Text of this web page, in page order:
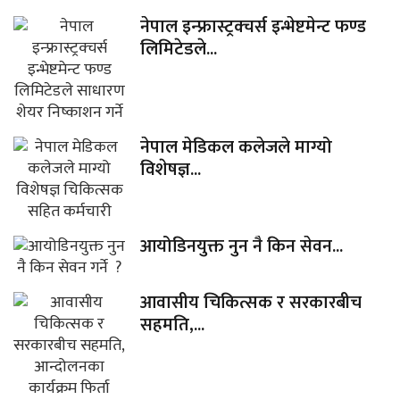
नेपाल इन्फ्रास्ट्रक्चर्स इन्भेष्टमेन्ट फण्ड
लिमिटेडले...
नेपाल मेडिकल कलेजले माग्यो
विशेषज्ञ...
आयोडिनयुक्त नुन नै किन सेवन...
आवासीय चिकित्सक र सरकारबीच
सहमति,...